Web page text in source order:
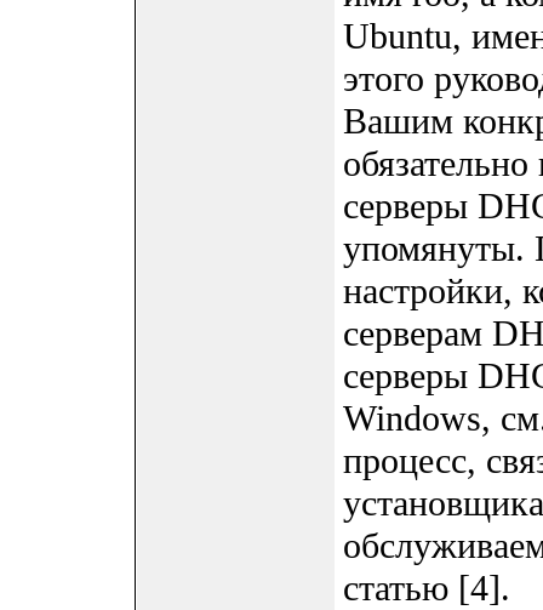
Ubuntu,
этого
Вашим
серверы
упомянуты.
настройки,
серверам
серверы
Windows,
процесс,
статью [4].